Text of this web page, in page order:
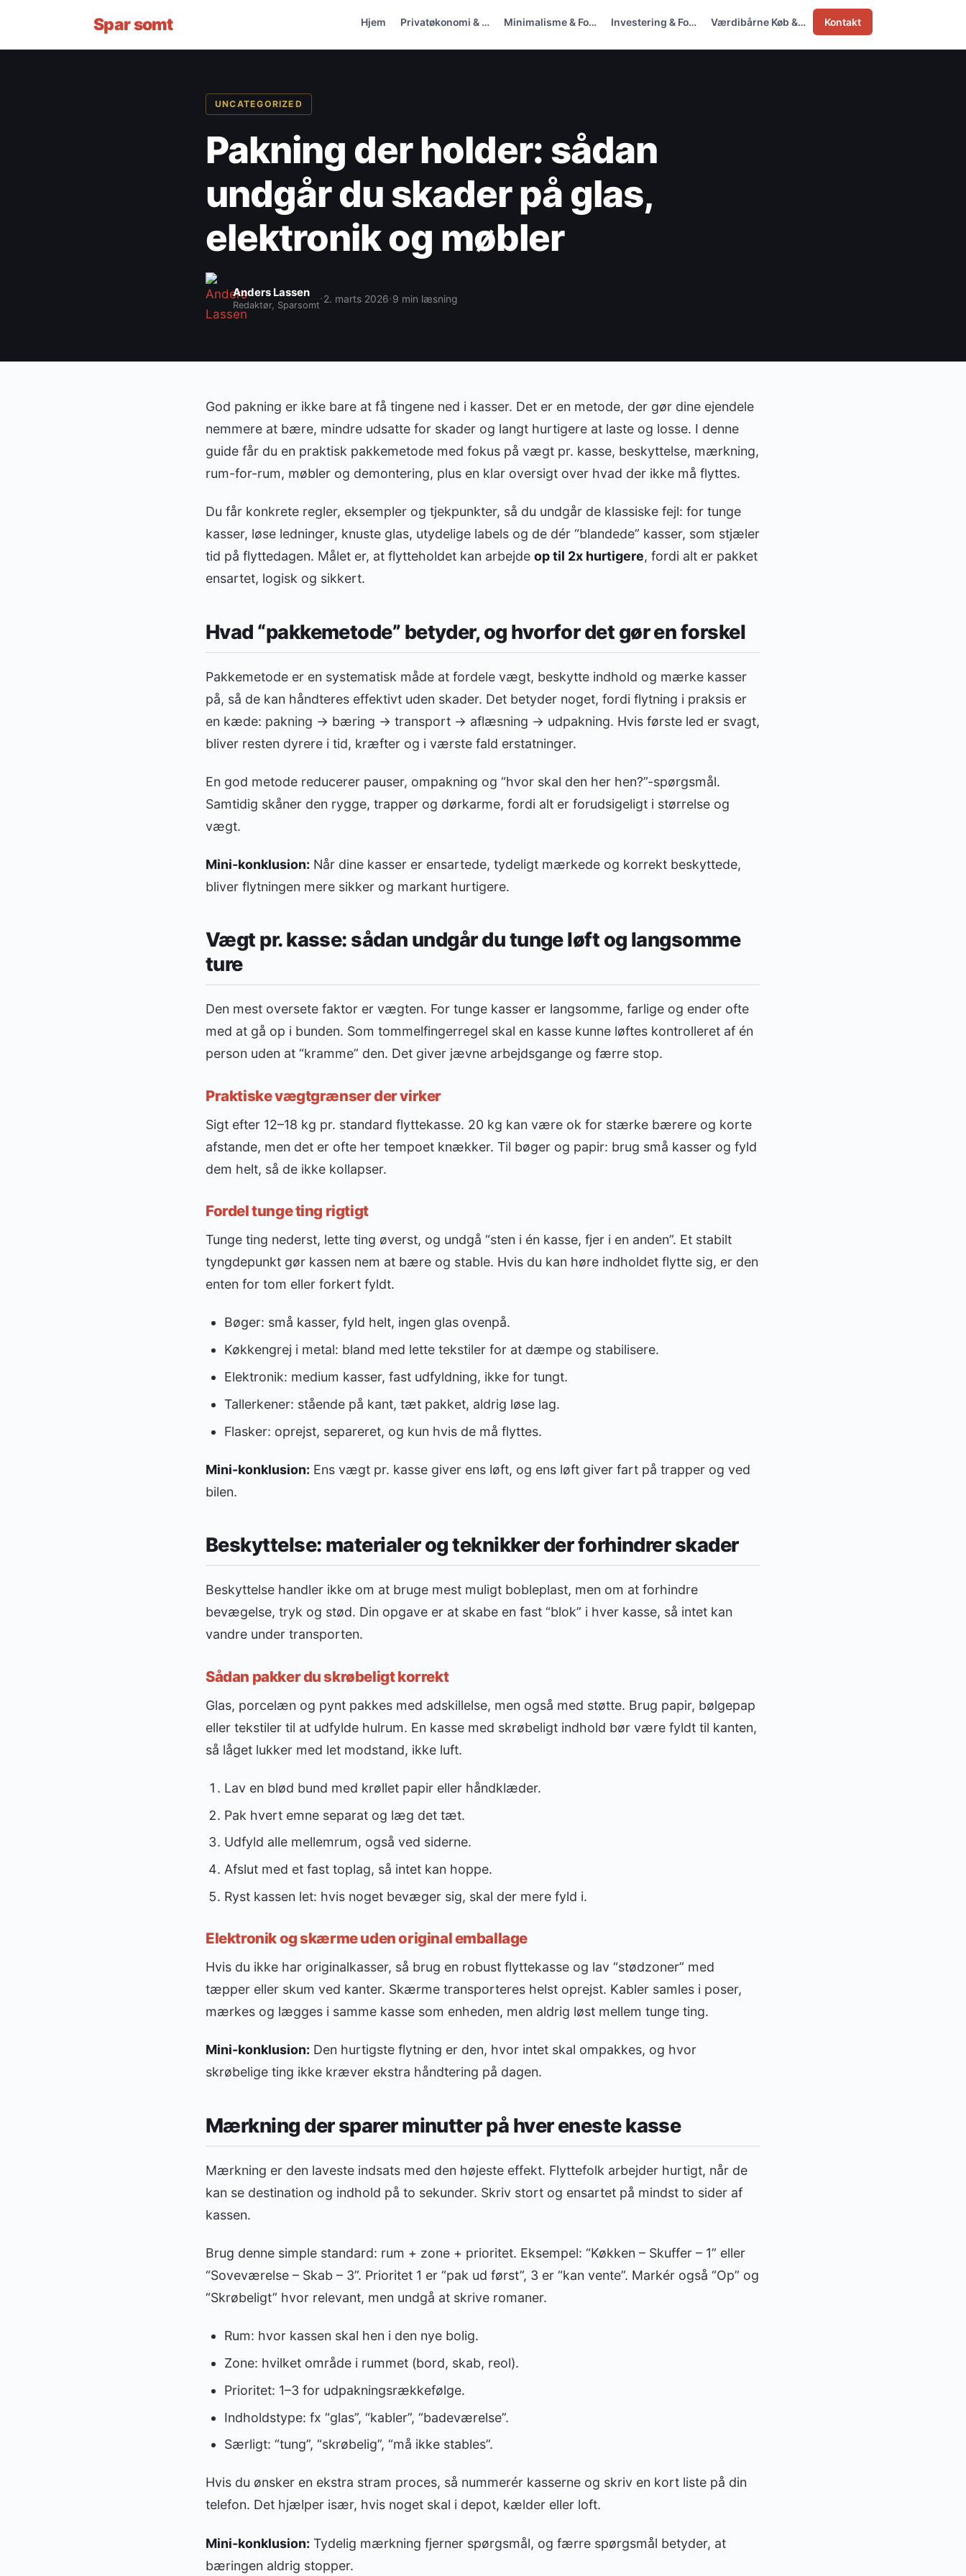
Sparsomt Hjem Privatøkonomi & … Minimalisme & Fo… Investering & Fo… Værdibårne Køb &… Kontakt
UNCATEGORIZED
Pakning der holder: sådan
undgår du skader på glas,
elektronik og møbler
Anders Lassen
Redaktør, Sparsomt·2. marts 2026·9 min læsning
God pakning er ikke bare at få tingene ned i kasser. Det er en metode, der gør dine ejendele
nemmere at bære, mindre udsatte for skader og langt hurtigere at laste og losse. I denne
guide får du en praktisk pakkemetode med fokus på vægt pr. kasse, beskyttelse, mærkning,
rum-for-rum, møbler og demontering, plus en klar oversigt over hvad der ikke må flyttes.
Du får konkrete regler, eksempler og tjekpunkter, så du undgår de klassiske fejl: for tunge
kasser, løse ledninger, knuste glas, utydelige labels og de dér “blandede” kasser, som stjæler
tid på flyttedagen. Målet er, at flytteholdet kan arbejde op til 2x hurtigere, fordi alt er pakket
ensartet, logisk og sikkert.
Hvad “pakkemetode” betyder, og hvorfor det gør en forskel
Pakkemetode er en systematisk måde at fordele vægt, beskytte indhold og mærke kasser
på, så de kan håndteres effektivt uden skader. Det betyder noget, fordi flytning i praksis er
en kæde: pakning → bæring → transport → aflæsning → udpakning. Hvis første led er svagt,
bliver resten dyrere i tid, kræfter og i værste fald erstatninger.
En god metode reducerer pauser, ompakning og “hvor skal den her hen?”-spørgsmål.
Samtidig skåner den rygge, trapper og dørkarme, fordi alt er forudsigeligt i størrelse og
vægt.
Mini-konklusion: Når dine kasser er ensartede, tydeligt mærkede og korrekt beskyttede,
bliver flytningen mere sikker og markant hurtigere.
Vægt pr. kasse: sådan undgår du tunge løft og langsomme
ture
Den mest oversete faktor er vægten. For tunge kasser er langsomme, farlige og ender ofte
med at gå op i bunden. Som tommelfingerregel skal en kasse kunne løftes kontrolleret af én
person uden at “kramme” den. Det giver jævne arbejdsgange og færre stop.
Praktiske vægtgrænser der virker
Sigt efter 12–18 kg pr. standard flyttekasse. 20 kg kan være ok for stærke bærere og korte
afstande, men det er ofte her tempoet knækker. Til bøger og papir: brug små kasser og fyld
dem helt, så de ikke kollapser.
Fordel tunge ting rigtigt
Tunge ting nederst, lette ting øverst, og undgå “sten i én kasse, fjer i en anden”. Et stabilt
tyngdepunkt gør kassen nem at bære og stable. Hvis du kan høre indholdet flytte sig, er den
enten for tom eller forkert fyldt.
Bøger: små kasser, fyld helt, ingen glas ovenpå.
Køkkengrej i metal: bland med lette tekstiler for at dæmpe og stabilisere.
Elektronik: medium kasser, fast udfyldning, ikke for tungt.
Tallerkener: stående på kant, tæt pakket, aldrig løse lag.
Flasker: oprejst, separeret, og kun hvis de må flyttes.
Mini-konklusion: Ens vægt pr. kasse giver ens løft, og ens løft giver fart på trapper og ved
bilen.
Beskyttelse: materialer og teknikker der forhindrer skader
Beskyttelse handler ikke om at bruge mest muligt bobleplast, men om at forhindre
bevægelse, tryk og stød. Din opgave er at skabe en fast “blok” i hver kasse, så intet kan
vandre under transporten.
Sådan pakker du skrøbeligt korrekt
Glas, porcelæn og pynt pakkes med adskillelse, men også med støtte. Brug papir, bølgepap
eller tekstiler til at udfylde hulrum. En kasse med skrøbeligt indhold bør være fyldt til kanten,
så låget lukker med let modstand, ikke luft.
Lav en blød bund med krøllet papir eller håndklæder.
Pak hvert emne separat og læg det tæt.
Udfyld alle mellemrum, også ved siderne.
Afslut med et fast toplag, så intet kan hoppe.
Ryst kassen let: hvis noget bevæger sig, skal der mere fyld i.
Elektronik og skærme uden original emballage
Hvis du ikke har originalkasser, så brug en robust flyttekasse og lav “stødzoner” med
tæpper eller skum ved kanter. Skærme transporteres helst oprejst. Kabler samles i poser,
mærkes og lægges i samme kasse som enheden, men aldrig løst mellem tunge ting.
Mini-konklusion: Den hurtigste flytning er den, hvor intet skal ompakkes, og hvor
skrøbelige ting ikke kræver ekstra håndtering på dagen.
Mærkning der sparer minutter på hver eneste kasse
Mærkning er den laveste indsats med den højeste effekt. Flyttefolk arbejder hurtigt, når de
kan se destination og indhold på to sekunder. Skriv stort og ensartet på mindst to sider af
kassen.
Brug denne simple standard: rum + zone + prioritet. Eksempel: “Køkken – Skuffer – 1” eller
“Soveværelse – Skab – 3”. Prioritet 1 er “pak ud først”, 3 er “kan vente”. Markér også “Op” og
“Skrøbeligt” hvor relevant, men undgå at skrive romaner.
Rum: hvor kassen skal hen i den nye bolig.
Zone: hvilket område i rummet (bord, skab, reol).
Prioritet: 1–3 for udpakningsrækkefølge.
Indholdstype: fx “glas”, “kabler”, “badeværelse”.
Særligt: “tung”, “skrøbelig”, “må ikke stables”.
Hvis du ønsker en ekstra stram proces, så nummerér kasserne og skriv en kort liste på din
telefon. Det hjælper især, hvis noget skal i depot, kælder eller loft.
Mini-konklusion: Tydelig mærkning fjerner spørgsmål, og færre spørgsmål betyder, at
bæringen aldrig stopper.